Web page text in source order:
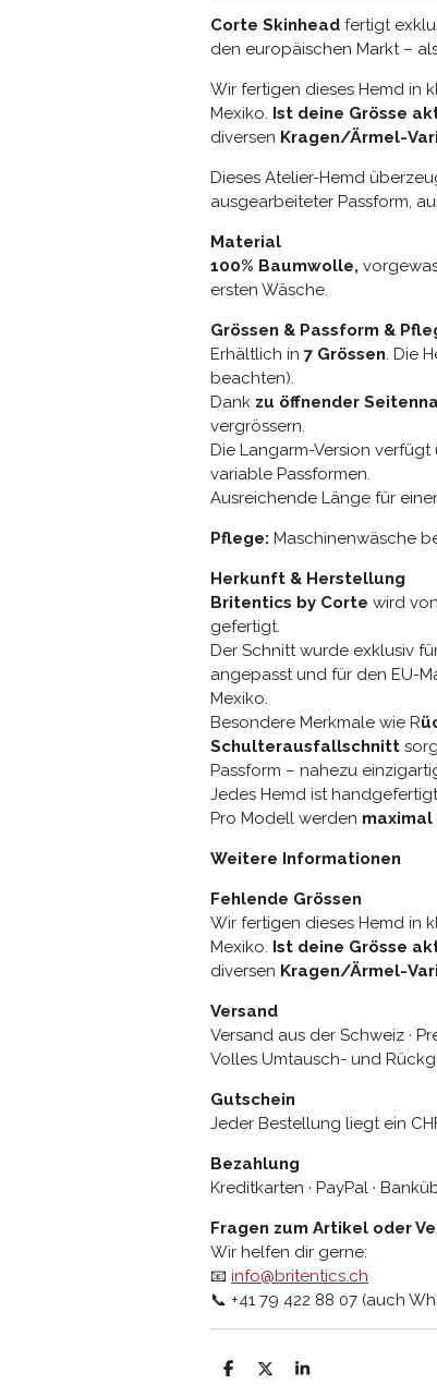
Corte Skinhead fertigt
den europäischen Markt –
Wir fertigen dieses Hemd in
Mexiko. Ist deine Grösse
diversen Kragen/Ärmel-
Dieses Atelier-Hemd
ausgearbeiteter Passform,
Material
100% Baumwolle,
ersten Wäsche.
Grössen & Passform &
Erhältlich in 7 Grössen . Die
beachten).
Dank zu öffnender
vergrössern.
Die Langarm-Version verfügt
variable Passformen.
Ausreichende Länge für
Pflege: Maschinenwäsche
Herkunft & Herstellung
Britentics by Corte wird von
gefertigt.
Der Schnitt wurde exklusiv
angepasst und für den EU-
Mexiko.
Besondere Merkmale wie R
Schulterausfallschnitt
Passform – nahezu
Jedes Hemd ist
Pro Modell werden maximal
Weitere Informationen
Fehlende Grössen
Wir fertigen dieses Hemd in
Mexiko. Ist deine Grösse
diversen Kragen/Ärmel-
Versand
Versand aus der Schweiz ·
Volles Umtausch- und
Gutschein
Jeder Bestellung liegt ein
Bezahlung
Kreditkarten · PayPal ·
Fragen zum Artikel oder
Wir helfen dir gerne:
📧 info@britentics.ch
📞 +41 79 422 88 07 (auch
T
T
T